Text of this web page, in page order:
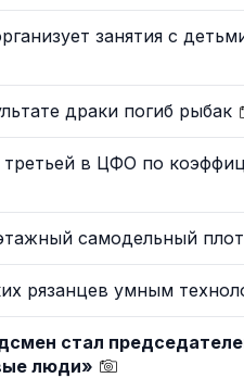
занятия с
драки погиб рыбак
третьей в ЦФО по
самодельный плот
рязанцев умным
стал
люди»